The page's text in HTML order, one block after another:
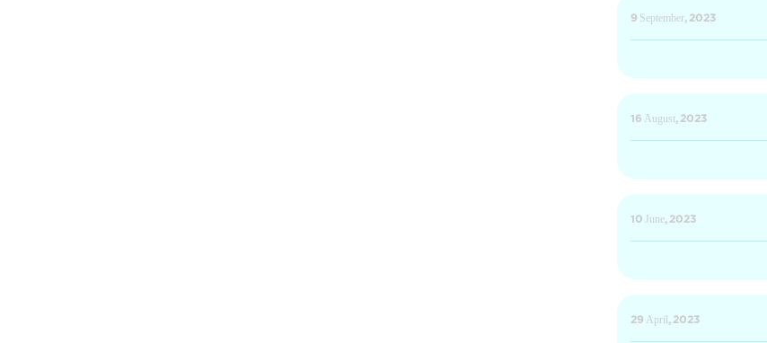
9 September, 2023
16 August, 2023
10 June, 2023
29 April, 2023